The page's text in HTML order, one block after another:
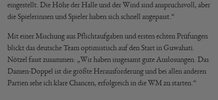
eingestellt. Die Höhe der Halle und der Wind sind anspruchsvoll, aber
die Spielerinnen und Spieler haben sich schnell angepasst.“
Mit einer Mischung aus Pflichtaufgaben und ersten echten Prüfungen
blickt das deutsche Team optimistisch auf den Start in Guwahati.
Nötzel fasst zusammen: „Wir haben insgesamt gute Auslosungen. Das
Damen-Doppel ist die größte Herausforderung und bei allen anderen
Partien sehe ich klare Chancen, erfolgreich in die WM zu starten.“